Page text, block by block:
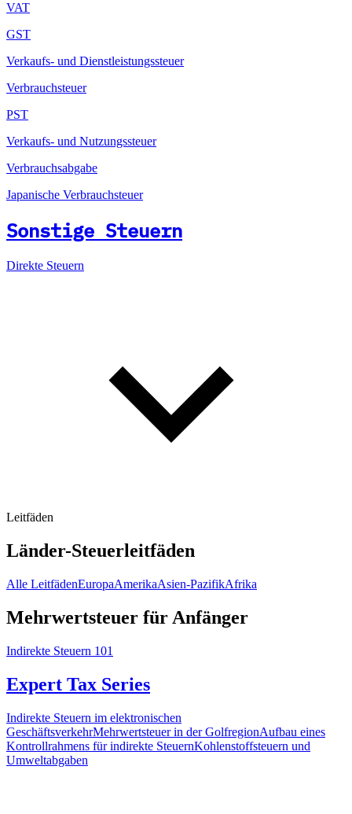
VAT
GST
Verkaufs- und Dienstleistungssteuer
Verbrauchsteuer
PST
Verkaufs- und Nutzungssteuer
Verbrauchsabgabe
Japanische Verbrauchsteuer
Sonstige Steuern
Direkte Steuern
Leitfäden
Länder-Steuerleitfäden
Alle LeitfädenEuropaAmerikaAsien-PazifikAfrika
Mehrwertsteuer für Anfänger
Indirekte Steuern 101
Expert Tax Series
Indirekte Steuern im elektronischen
GeschäftsverkehrMehrwertsteuer in der GolfregionAufbau eines
Kontrollrahmens für indirekte SteuernKohlenstoffsteuern und
Umweltabgaben